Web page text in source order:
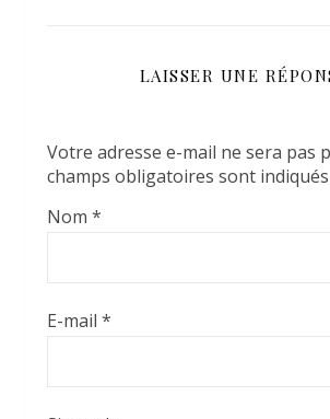
LAISSER UNE
Votre adresse e-mail ne sera pas
champs obligatoires sont
Nom *
E-mail *